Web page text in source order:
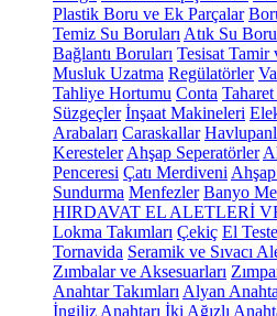
Plastik Boru ve Ek Parçalar
Temiz Su Boruları Atık Su
Bağlantı Boruları Tesisat Tamir
Musluk Uzatma Regülatörler
Tahliye Hortumu Conta
Süzgeçler İnşaat Makineleri
Arabaları Caraskallar
Keresteler Ahşap Seperatörler
Penceresi Çatı Merdiveni
Sundurma Menfezler Banyo
HIRDAVAT EL ALETLERİ
Lokma Takımları Çekiç El
Tornavida Seramik ve Sıvacı
Zımbalar ve Aksesuarları
Anahtar Takımları Alyan
İngiliz Anahtarı İki Ağızlı